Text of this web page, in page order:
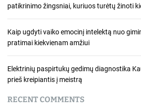
patikrinimo žingsniai, kuriuos turėtų žinoti
Kaip ugdyti vaiko emocinį intelektą nuo
pratimai kiekvienam amžiui
Elektrinių paspirtukų gedimų diagnostika
prieš kreipiantis į meistrą
RECENT COMMENTS